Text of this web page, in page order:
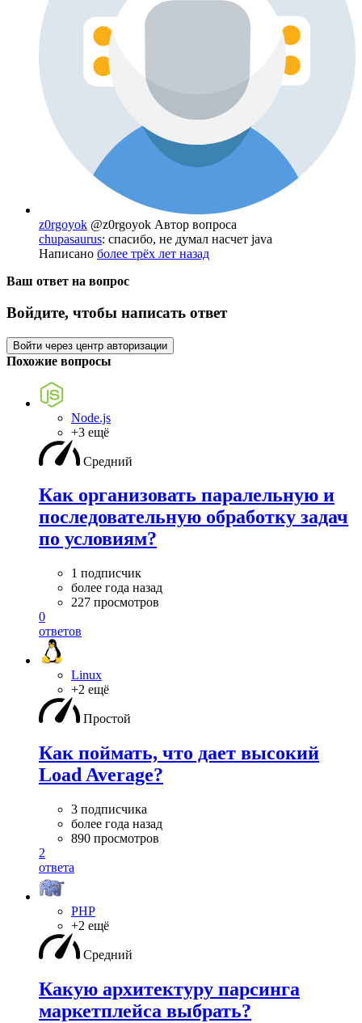
z0rgoyok @z0rgoyok Автор вопроса
chupasaurus: спасибо, не думал насчет java
Написано более трёх лет назад
Ваш ответ на вопрос
Войдите, чтобы написать ответ
Войти через центр авторизации
Похожие вопросы
Node.js
+3 ещё
Средний
Как организовать паралельную и
последовательную обработку задач
по условиям?
1 подписчик
более года назад
227 просмотров
0
ответов
Linux
+2 ещё
Простой
Как поймать, что дает высокий
Load Average?
3 подписчика
более года назад
890 просмотров
2
ответа
PHP
+2 ещё
Средний
Какую архитектуру парсинга
маркетплейса выбрать?